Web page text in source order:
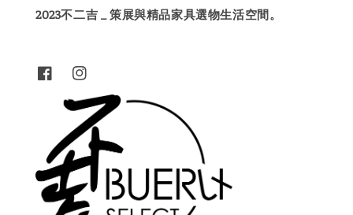
2023不二吉 _ 策展與精品家具選物生活空間。